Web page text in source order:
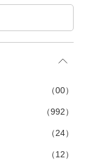
（00）
（992）
（24）
（12）